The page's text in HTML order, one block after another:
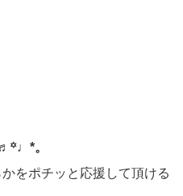
。
をポチッと応援して頂ける